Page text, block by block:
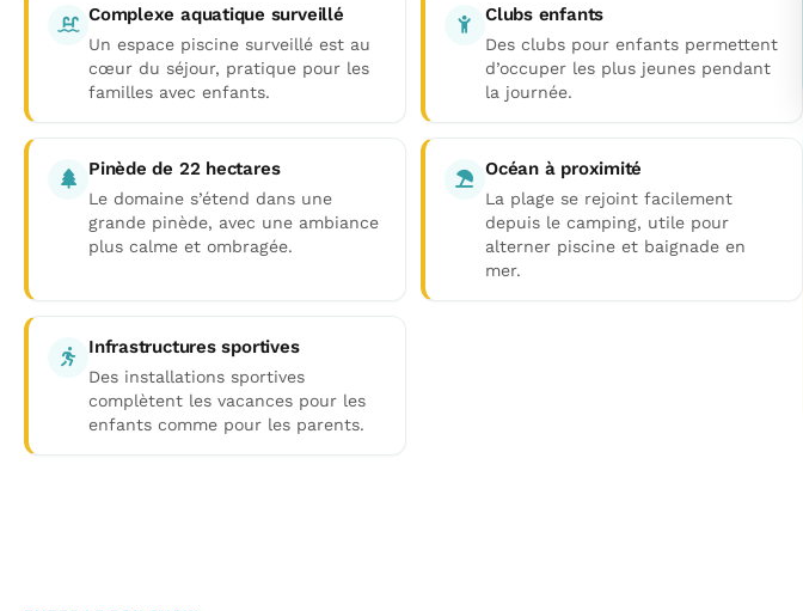
Complexe aquatique surveillé
Un espace piscine surveillé est au
cœur du séjour, pratique pour les
familles avec enfants.
Clubs enfants
Des clubs pour enfants permettent
d’occuper les plus jeunes pendant
la journée.
Pinède de 22 hectares
Le domaine s’étend dans une
grande pinède, avec une ambiance
plus calme et ombragée.
Océan à proximité
La plage se rejoint facilement
depuis le camping, utile pour
alterner piscine et baignade en
mer.
Infrastructures sportives
Des installations sportives
complètent les vacances pour les
enfants comme pour les parents.